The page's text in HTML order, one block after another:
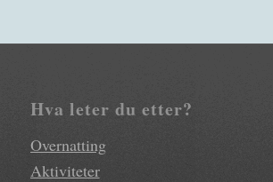
Hva leter du etter?
Overnatting
Aktiviteter